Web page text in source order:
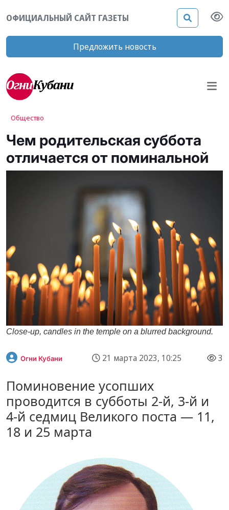
ОФИЦИАЛЬНЫЙ САЙТ ГАЗЕТЫ
Предложить новость
Общество
Чем родительская суббота
отличается от поминальной
Close-up, candles in the temple on a blurred background.
Огни Кубани 21 марта 2023, 10:25 3
Поминовение усопших
проводится в субботы 2-й, 3-й и
4-й седмиц Великого поста — 11,
18 и 25 марта